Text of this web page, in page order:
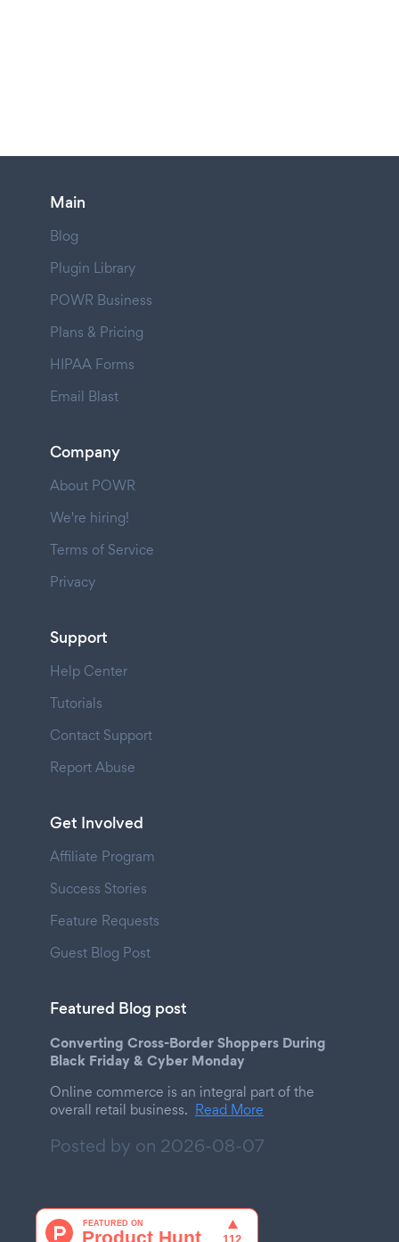
Main
Blog
Plugin Library
POWR Business
Plans & Pricing
HIPAA Forms
Email Blast
Company
About POWR
We're hiring!
Terms of Service
Privacy
Support
Help Center
Tutorials
Contact Support
Report Abuse
Get Involved
Affiliate Program
Success Stories
Feature Requests
Guest Blog Post
Featured Blog post
Converting Cross-Border Shoppers During
Black Friday & Cyber Monday
Online commerce is an integral part of the
overall retail business. Read More
Posted by on 2026-08-07